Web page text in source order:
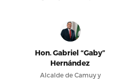
Hon. Gabriel “Gaby”
Hernández
Alcalde de Camuy y